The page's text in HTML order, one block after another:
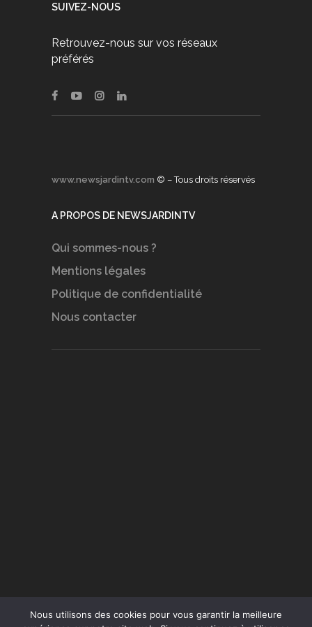
SUIVEZ-NOUS
Retrouvez-nous sur vos réseaux
préférés
www.newsjardintv.com © – Tous droits réservés
A PROPOS DE NEWSJARDINTV
Qui sommes-nous ?
Mentions légales
Politique de confidentialité
Nous contacter
Nous utilisons des cookies pour vous garantir la meilleure